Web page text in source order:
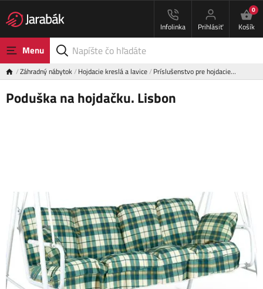
Infolinka Prihlásiť
0
Košík
Menu
Záhradný nábytok Hojdacie kreslá a lavice Príslušenstvo pre hojdacie…
Poduška na hojdačku. Lisbon